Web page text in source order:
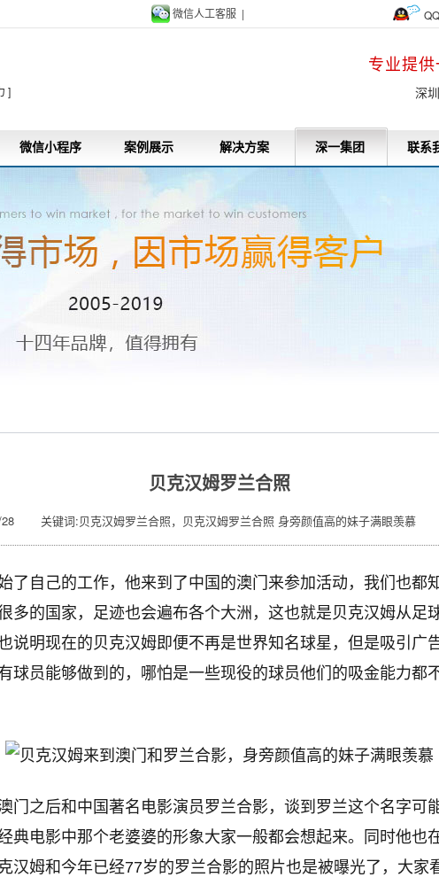
微信人工客服 |
]
专业提
深圳
微信小程序 案例展示 解决方案 深一集团 联系
贝克汉姆罗兰合照
28 关键词:贝克汉姆罗兰合照，贝克汉姆罗兰合照 身旁颜值高的妹子满眼羡慕
了自己的工作，他来到了中国的澳门来参加活动，我们也都
多的国家，足迹也会遍布各个大洲，这也就是贝克汉姆从足
说明现在的贝克汉姆即便不再是世界知名球星，但是吸引广
球员能够做到的，哪怕是一些现役的球员他们的吸金能力都
门之后和中国著名电影演员罗兰合影，谈到罗兰这个名字可
典电影中那个老婆婆的形象大家一般都会想起来。同时他也
汉姆和今年已经77岁的罗兰合影的照片也是被曝光了，大家